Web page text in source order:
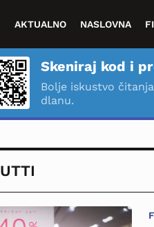
AKTUALNO NASLOVNA
Skeniraj kod i
Bolje iskustvo
dlanu.